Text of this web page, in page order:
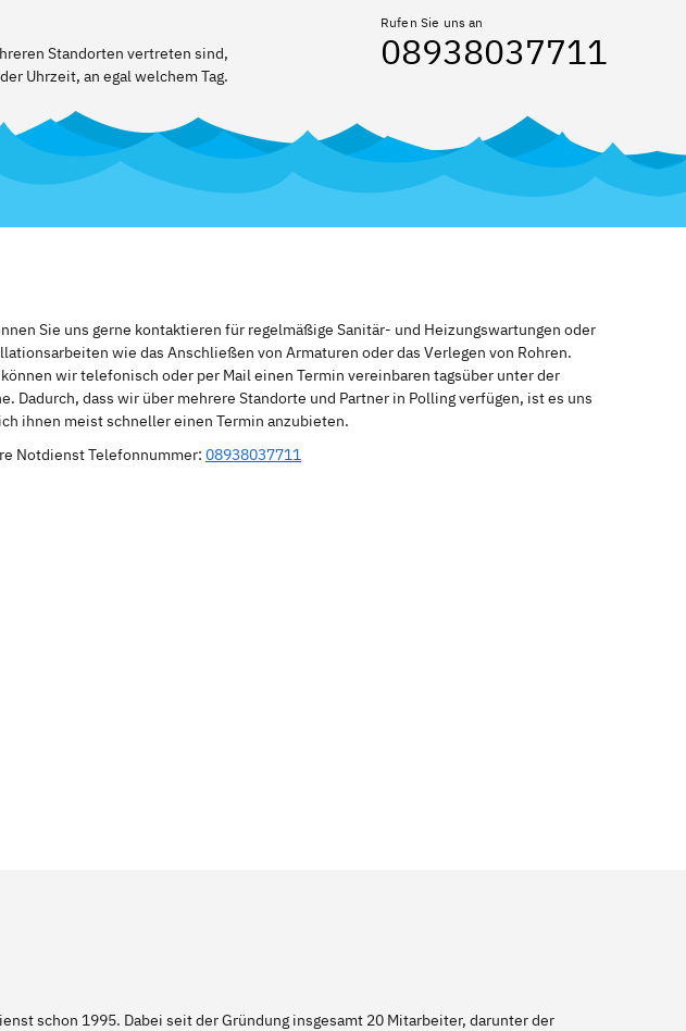
Standorten vertreten sind,
Uhrzeit, an egal welchem Tag.
Rufen Sie uns an
08938037711
Sie uns gerne kontaktieren für regelmäßige Sanitär- und Heizungswartungen oder
wie das Anschließen von Armaturen oder das Verlegen von Rohren.
können wir telefonisch oder per Mail einen Termin vereinbaren tagsüber unter der
Dadurch, dass wir über mehrere Standorte und Partner in Polling verfügen, ist es uns
ihnen meist schneller einen Termin anzubieten.
Notdienst Telefonnummer: 08938037711
schon 1995. Dabei seit der Gründung insgesamt 20 Mitarbeiter, darunter der